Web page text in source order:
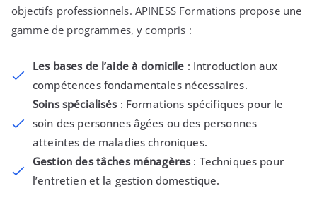
objectifs professionnels. APINESS Formations propose une
gamme de programmes, y compris :
Les bases de l’aide à domicile : Introduction aux
compétences fondamentales nécessaires.
Soins spécialisés: Formations spécifiques pour le
soin des personnes âgées ou des personnes
atteintes de maladies chroniques.
Gestion des tâches ménagères: Techniques pour
l’entretien et la gestion domestique.